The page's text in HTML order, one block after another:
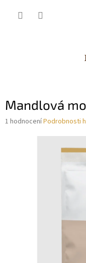
Mandlová
Průměrné
1 hodnoceníPodrobnosti